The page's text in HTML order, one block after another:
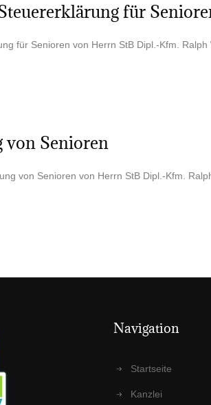
für
für Senio­ren von Herrn StB Dipl.-Kfm.
von Senioren
von Senio­ren von Herrn StB Dipl.-Kfm.
Navi­ga­ti­on
Start­sei­te
Kanz­lei